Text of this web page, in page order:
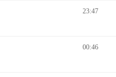
23:47
00:46